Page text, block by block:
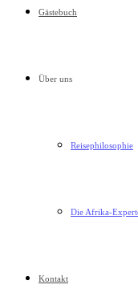
Gästebuch
Über uns
Reisephilosophie
Die Afrika-
Kontakt